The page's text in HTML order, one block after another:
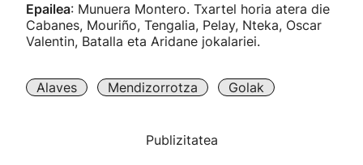
Epailea: Munuera Montero. Txartel horia atera die
Cabanes, Mouriño, Tengalia, Pelay, Nteka, Oscar
Valentin, Batalla eta Aridane jokalariei.
Alaves Mendizorrotza Golak
Publizitatea